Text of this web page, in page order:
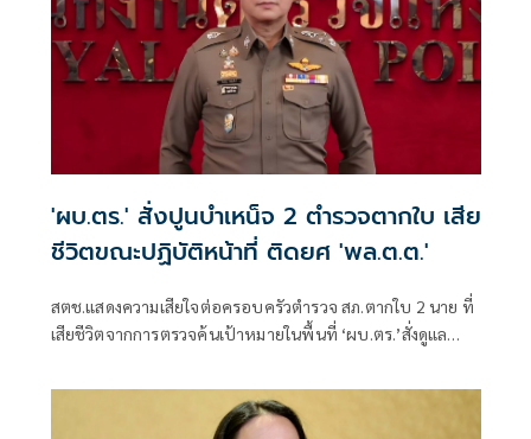
'ผบ.ตร.' สั่งปูนบำเหน็จ 2 ตำรวจตากใบ เสีย
ชีวิตขณะปฏิบัติหน้าที่ ติดยศ 'พล.ต.ต.'
สตช.แสดงความเสียใจต่อครอบครัวตำรวจ สภ.ตากใบ 2 นาย ที่
เสียชีวิตจากการตรวจค้นเป้าหมายในพื้นที่ ‘ผบ.ตร.’สั่งดูแล
จากเหตุดังกล่าว